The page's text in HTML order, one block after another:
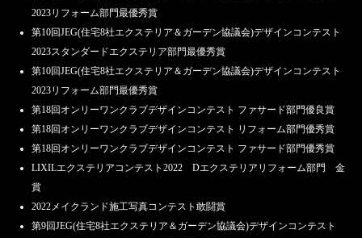
2023リフォーム部門最優秀賞
第10回JEG(住宅8社エクステリア＆ガーデン協議会)デザインコンテスト
2023スタンダードエクステリア部門最優秀賞
第10回JEG(住宅8社エクステリア＆ガーデン協議会)デザインコンテスト
2023リフォーム部門最優秀賞
第18回オンリーワンクラブデザインコンテスト ファサード部門優良賞
第18回オンリーワンクラブデザインコンテスト リフォーム部門優秀賞
第18回オンリーワンクラブデザインコンテスト ファサード部門優秀賞
LIXILエクステリアコンテスト2022 Dエクステリアリフォーム部門 金
賞
2022メイクランド施工写真コンテスト敢闘賞
第9回JEG(住宅8社エクステリア＆ガーデン協議会)デザインコンテスト